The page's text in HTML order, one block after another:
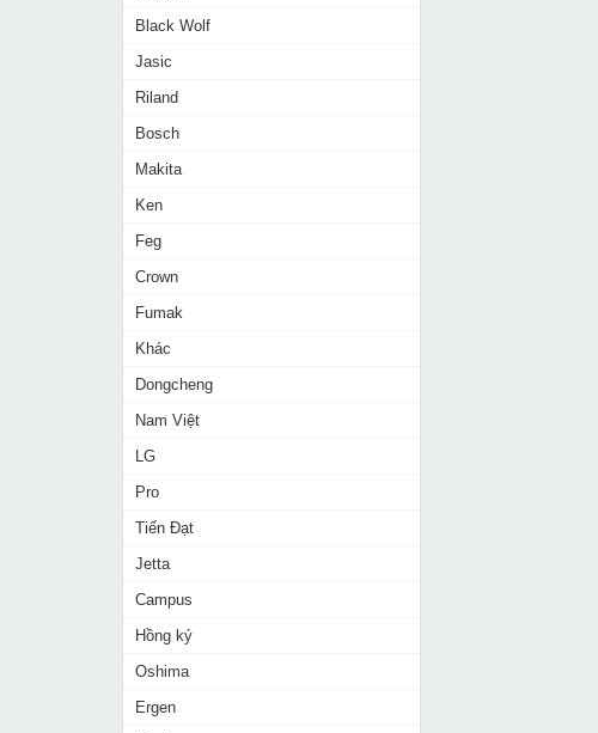
Black Wolf
Jasic
Riland
Bosch
Makita
Ken
Feg
Crown
Fumak
Khác
Dongcheng
Nam Việt
LG
Pro
Tiến Đạt
Jetta
Campus
Hồng ký
Oshima
Ergen